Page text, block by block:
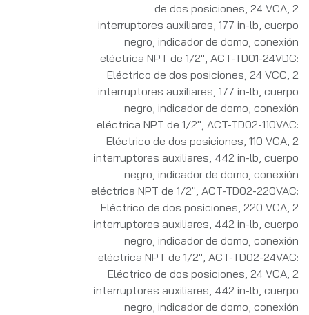
de dos posiciones, 24 VCA, 2
interruptores auxiliares, 177 in-lb, cuerpo
negro, indicador de domo, conexión
eléctrica NPT de 1/2" ACT-TD01-24VDC:
Eléctrico de dos posiciones, 24 VCC, 2
interruptores auxiliares, 177 in-lb, cuerpo
negro, indicador de domo, conexión
eléctrica NPT de 1/2" ACT-TD02-110VAC:
Eléctrico de dos posiciones, 110 VCA, 2
interruptores auxiliares, 442 in-lb, cuerpo
negro, indicador de domo, conexión
eléctrica NPT de 1/2" ACT-TD02-220VAC:
Eléctrico de dos posiciones, 220 VCA, 2
interruptores auxiliares, 442 in-lb, cuerpo
negro, indicador de domo, conexión
eléctrica NPT de 1/2" ACT-TD02-24VAC:
Eléctrico de dos posiciones, 24 VCA, 2
interruptores auxiliares, 442 in-lb, cuerpo
negro, indicador de domo, conexión